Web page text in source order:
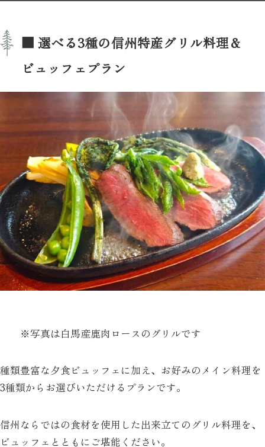
■ 選べる3種の信州特産グリル料理＆
ビュッフェプラン
※写真は白馬産鹿肉ロースのグリルです
種類豊富な夕食ビュッフェに加え、お好みのメイン料理を
3種類からお選びいただけるプランです。
信州ならではの食材を使用した出来立てのグリル料理を、
ビュッフェとともにご堪能ください。